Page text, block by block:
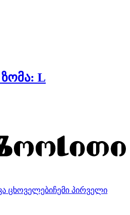
ზომა: L
ცხოველებიჩემი პირველი